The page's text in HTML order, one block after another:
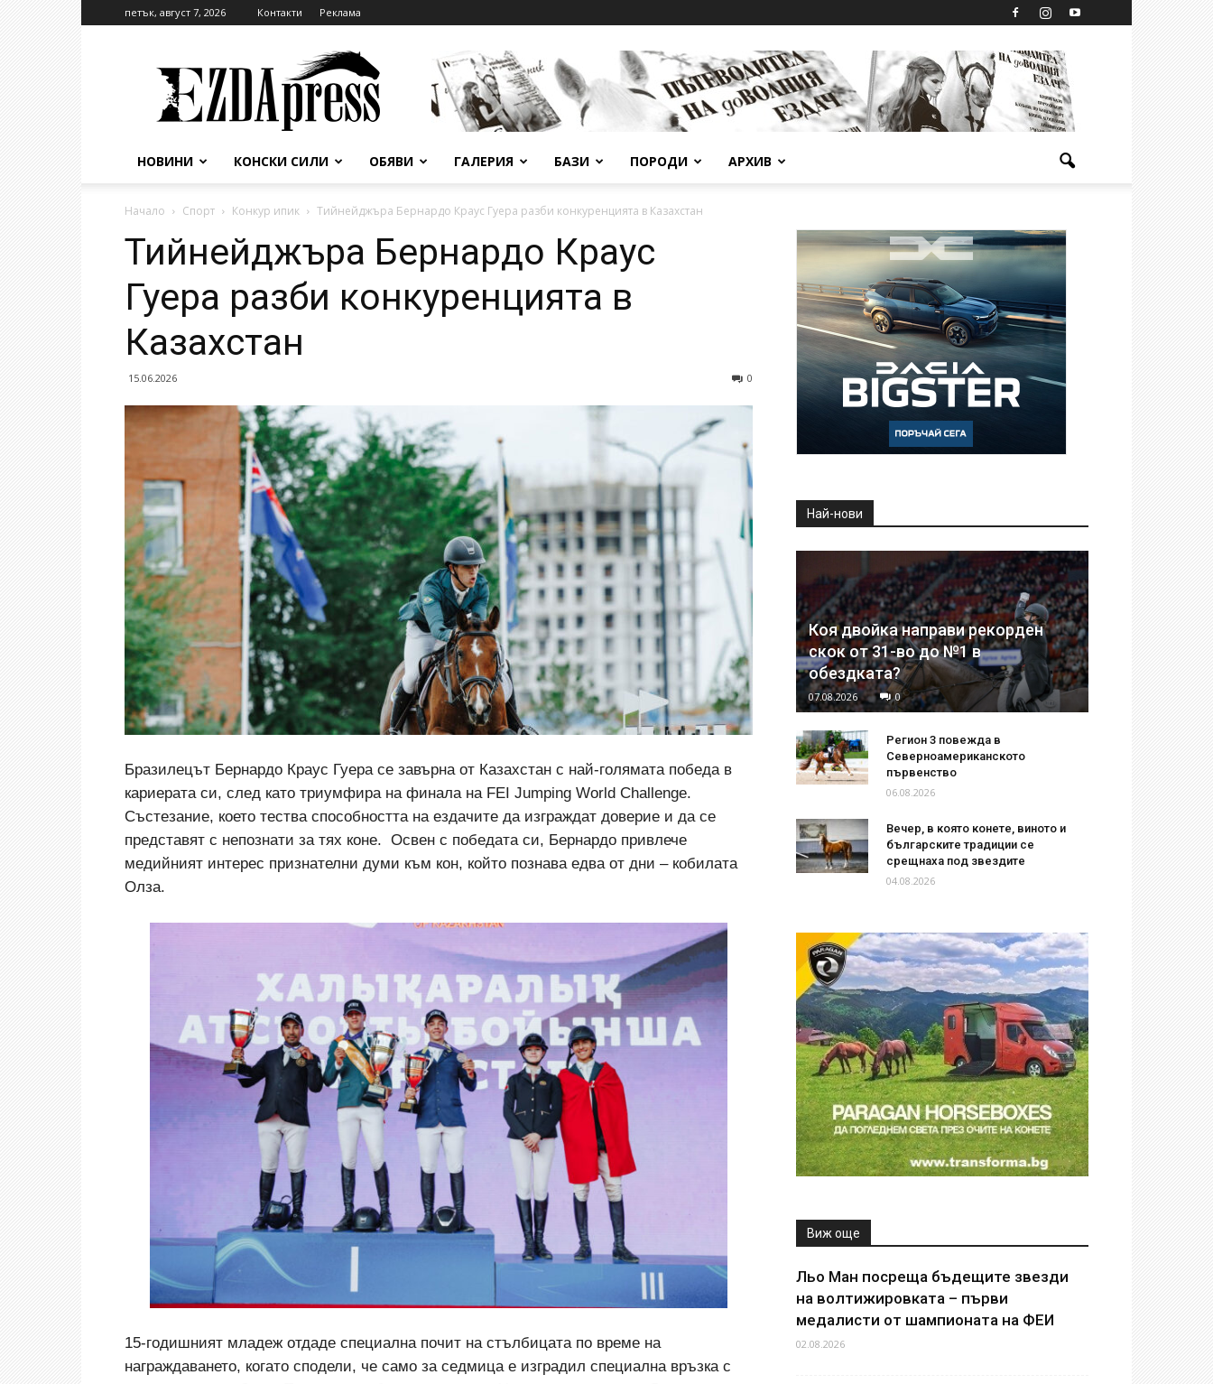
петък, август 7, 2026 Контакти Реклама
НОВИНИ КОНСКИ СИЛИ ОБЯВИ ГАЛЕРИЯ БАЗИ ПОРОДИ АРХИВ
Начало Спорт Конкур ипик Тийнейджъра Бернардо Краус Гуера разби конкуренцията в Казахстан
Тийнейджъра Бернардо Краус
Гуера разби конкуренцията в
Казахстан
15.06.2026 0
Бразилецът Бернардо Краус Гуера се завърна от Казахстан с най-голямата победа в
кариерата си, след като триумфира на финала на FEI Jumping World Challenge.
Състезание, което тества способността на ездачите да изграждат доверие и да се
представят с непознати за тях коне. Освен с победата си, Бернардо привлече
медийният интерес признателни думи към кон, който познава едва от дни – кобилата
Олза.
15-годишният младеж отдаде специална почит на стълбицата по време на
награждаването, когато сподели, че само за седмица е изградил специална връзка с
Най-нови
Коя двойка направи рекорден
скок от 31-во до №1 в
обездката?
07.08.2026 0
Регион 3 повежда в
Северноамериканското
първенство
06.08.2026
Вечер, в която конете, виното и
българските традиции се
срещнаха под звездите
04.08.2026
Виж още
Льо Ман посреща бъдещите звезди
на волтижировката – първи
медалисти от шампионата на ФЕИ
02.08.2026